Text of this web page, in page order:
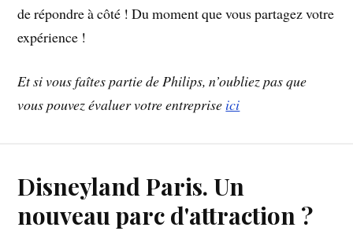
de répondre à côté ! Du moment que vous partagez votre
expérience !
Et si vous faîtes partie de Philips, n’oubliez pas que
vous pouvez évaluer votre entreprise ici
Disneyland Paris. Un
nouveau parc d'attraction ?